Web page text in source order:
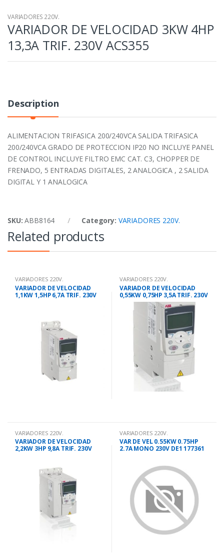
VARIADORES 220V.
VARIADOR DE VELOCIDAD 3KW 4HP
13,3A TRIF. 230V ACS355
Description
ALIMENTACION TRIFASICA 200/240VCA SALIDA TRIFASICA
200/240VCA GRADO DE PROTECCION IP20 NO INCLUYE PANEL
DE CONTROL INCLUYE FILTRO EMC CAT. C3, CHOPPER DE
FRENADO, 5 ENTRADAS DIGITALES, 2 ANALOGICA , 2 SALIDA
DIGITAL Y 1 ANALOGICA
SKU:ABB8164 Category: VARIADORES 220V.
Related products
VARIADORES 220V.
VARIADOR DE VELOCIDAD
1,1KW 1,5HP 6,7A TRIF. 230V
VARIADORES 220V.
VARIADOR DE VELOCIDAD
0,55KW 0,75HP 3,5A TRIF. 230V
ACS355
VARIADORES 220V.
VARIADOR DE VELOCIDAD
2,2KW 3HP 9,8A TRIF. 230V
VARIADORES 220V.
VAR DE VEL 0.55KW 0.75HP
2.7A MONO 230V DE1 177361